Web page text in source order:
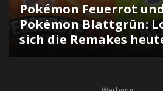
Pokémon Feuerrot und
Pokémon Blattgrün:
sich die Remakes